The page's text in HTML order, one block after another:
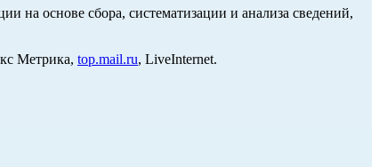
на основе сбора, систематизации и анализа сведений,
Метрика, top.mail.ru, LiveInternet.